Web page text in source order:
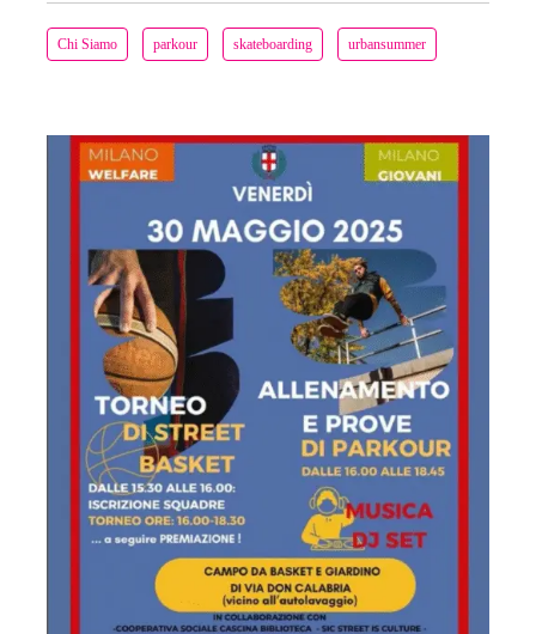
Chi Siamo parkour skateboarding urbansummer